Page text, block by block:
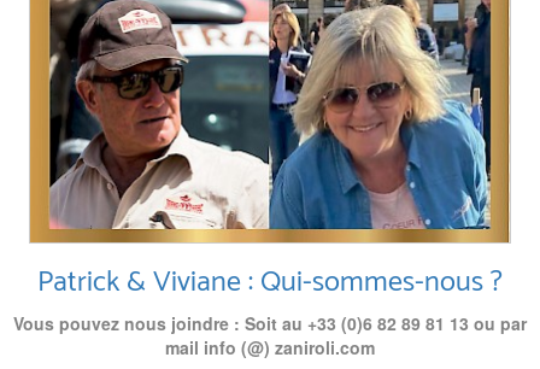
Patrick & Viviane : Qui-sommes-nous ?
Vous pouvez nous joindre : Soit au +33 (0)6 82 89 81 13 ou par
mail info (@) zaniroli.com